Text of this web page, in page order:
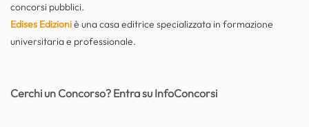
concorsi pubblici.
Edises Edizioniè una casa editrice specializzata in formazione
universitaria e professionale.
Cerchi un Concorso? Entra su InfoConcorsi